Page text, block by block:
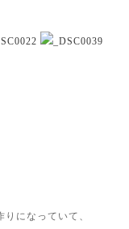
になっていて、